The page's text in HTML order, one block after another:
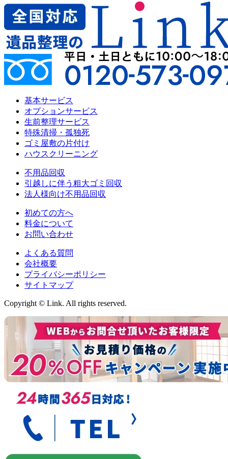
基本サービス
オプションサービス
生前整理サービス
特殊清掃・孤独死
ゴミ屋敷の片付け
ハウスクリーニング
不用品回収
引越しに伴う粗大ゴミ回収
法人様向け不用品回収
初めての方へ
料金について
お問い合わせ
よくある質問
会社概要
プライバシーポリシー
サイトマップ
Copyright © Link. All rights reserved.